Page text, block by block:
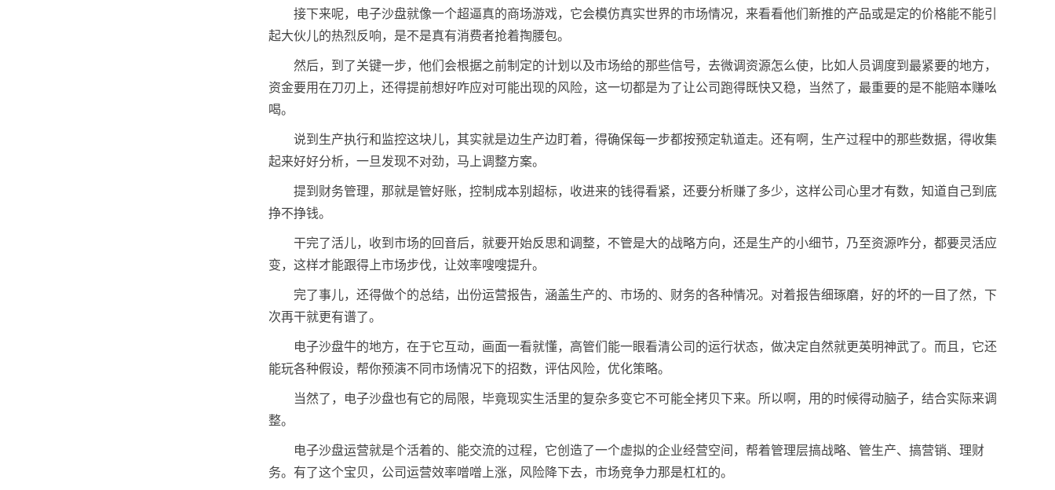
接下来呢，电子沙盘就像一个超逼真的商场游戏，它会模仿真实世界的市场情况，来看看他们新推的产品或是定的价格能不能引
起大伙儿的热烈反响，是不是真有消费者抢着掏腰包。
然后，到了关键一步，他们会根据之前制定的计划以及市场给的那些信号，去微调资源怎么使，比如人员调度到最紧要的地方，
资金要用在刀刃上，还得提前想好咋应对可能出现的风险，这一切都是为了让公司跑得既快又稳，当然了，最重要的是不能赔本赚吆
喝。
说到生产执行和监控这块儿，其实就是边生产边盯着，得确保每一步都按预定轨道走。还有啊，生产过程中的那些数据，得收集
起来好好分析，一旦发现不对劲，马上调整方案。
提到财务管理，那就是管好账，控制成本别超标，收进来的钱得看紧，还要分析赚了多少，这样公司心里才有数，知道自己到底
挣不挣钱。
干完了活儿，收到市场的回音后，就要开始反思和调整，不管是大的战略方向，还是生产的小细节，乃至资源咋分，都要灵活应
变，这样才能跟得上市场步伐，让效率嗖嗖提升。
完了事儿，还得做个的总结，出份运营报告，涵盖生产的、市场的、财务的各种情况。对着报告细琢磨，好的坏的一目了然，下
次再干就更有谱了。
电子沙盘牛的地方，在于它互动，画面一看就懂，高管们能一眼看清公司的运行状态，做决定自然就更英明神武了。而且，它还
能玩各种假设，帮你预演不同市场情况下的招数，评估风险，优化策略。
当然了，电子沙盘也有它的局限，毕竟现实生活里的复杂多变它不可能全拷贝下来。所以啊，用的时候得动脑子，结合实际来调
整。
电子沙盘运营就是个活着的、能交流的过程，它创造了一个虚拟的企业经营空间，帮着管理层搞战略、管生产、搞营销、理财
务。有了这个宝贝，公司运营效率噌噌上涨，风险降下去，市场竞争力那是杠杠的。